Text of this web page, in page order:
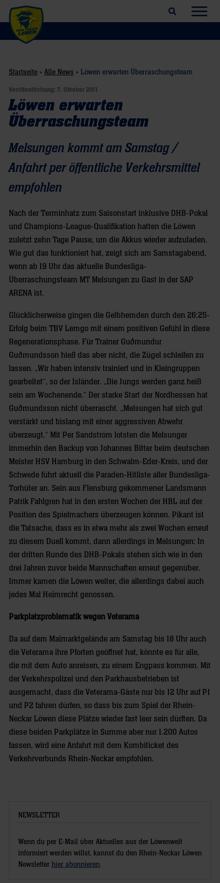
Suchfeld öffnen
Startseite » Alle News » Löwen erwarten Überraschungsteam
Veröffentlichung: 7. Oktober 2011
Löwen erwarten
Überraschungsteam
Melsungen kommt am Samstag /
Anfahrt per öffentliche Verkehrsmittel
empfohlen
Nach der Terminhatz zum Saisonstart inklusive DHB-Pokal
und Champions-League-Qualifikation hatten die Löwen
zuletzt zehn Tage Pause, um die Akkus wieder aufzuladen.
Wie gut das funktioniert hat, zeigt sich am Samstagabend,
wenn ab 19 Uhr das aktuelle Bundesliga-
Überraschungsteam MT Melsungen zu Gast in der SAP
ARENA ist.
Glücklicherweise gingen die Gelbhemden durch den 26:25-
Erfolg beim TBV Lemgo mit einem positiven Gefühl in diese
Regenerationsphase. Für Trainer Guðmundur
Guðmundsson hieß das aber nicht, die Zügel schleifen zu
lassen. „Wir haben intensiv trainiert und in Kleingruppen
gearbeitet“, so der Isländer. „Die Jungs werden ganz heiß
sein am Wochenende.“ Der starke Start der Nordhessen hat
Guðmundsson nicht überrascht. „Melsungen hat sich gut
verstärkt und bislang mit einer aggressiven Abwehr
überzeugt.“ Mit Per Sandström lotsten die Melsunger
immerhin den Backup von Johannes Bitter beim deutschen
Meister HSV Hamburg in den Schwalm-Eder-Kreis, und der
Schwede führt aktuell die Paraden-Hitliste aller Bundesliga-
Torhüter an. Sein aus Flensburg gekommener Landsmann
Patrik Fahlgren hat in den ersten Wochen der HBL auf der
Position des Spielmachers überzeugen können. Pikant ist
die Tatsache, dass es in etwa mehr als zwei Wochen erneut
zu diesem Duell kommt, dann allerdings in Melsungen: In
der dritten Runde des DHB-Pokals stehen sich wie in den
drei Jahren zuvor beide Mannschaften erneut gegenüber.
Immer kamen die Löwen weiter, die allerdings dabei auch
jedes Mal Heimrecht genossen.
Parkplatzproblematik wegen Veterama
Da auf dem Maimarktgelände am Samstag bis 18 Uhr auch
die Veterama ihre Pforten geöffnet hat, könnte es für alle,
die mit dem Auto anreisen, zu einem Engpass kommen. Mit
der Verkehrspolizei und den Parkhausbetrieben ist
ausgemacht, dass die Veterama-Gäste nur bis 12 Uhr auf P1
und P2 fahren dürfen, so dass bis zum Spiel der Rhein-
Neckar Löwen diese Plätze wieder fast leer sein dürften. Da
diese beiden Parkplätze in Summe aber nur 1.200 Autos
fassen, wird eine Anfahrt mit dem Kombiticket des
Verkehrverbunds Rhein-Neckar empfohlen.
NEWSLETTER
Wenn du per E-Mail über Aktuelles aus der Löwenwelt
informiert werden willst, kannst du den Rhein-Neckar Löwen
Newsletter hier abonnieren.